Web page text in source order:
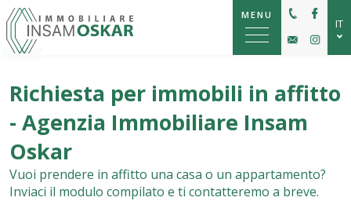
MENU
IT
EN
Richiesta per immobili in affitto
- Agenzia Immobiliare Insam
Oskar
Vuoi prendere in affitto una casa o un appartamento?
Inviaci il modulo compilato e ti contatteremo a breve.